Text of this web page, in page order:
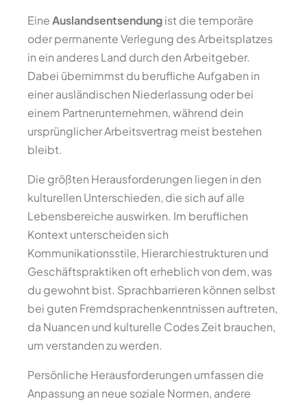
EineAuslandsentsendungist die temporäre
oder permanente Verlegung des Arbeitsplatzes
in ein anderes Land durch den Arbeitgeber.
Dabei übernimmst du berufliche Aufgaben in
einer ausländischen Niederlassung oder bei
einem Partnerunternehmen, während dein
ursprünglicher Arbeitsvertrag meist bestehen
bleibt.
Die größten Herausforderungen liegen in den
kulturellen Unterschieden, die sich auf alle
Lebensbereiche auswirken. Im beruflichen
Kontext unterscheiden sich
Kommunikationsstile, Hierarchiestrukturen und
Geschäftspraktiken oft erheblich von dem, was
du gewohnt bist. Sprachbarrieren können selbst
bei guten Fremdsprachenkenntnissen auftreten,
da Nuancen und kulturelle Codes Zeit brauchen,
um verstanden zu werden.
Persönliche Herausforderungen umfassen die
Anpassung an neue soziale Normen, andere